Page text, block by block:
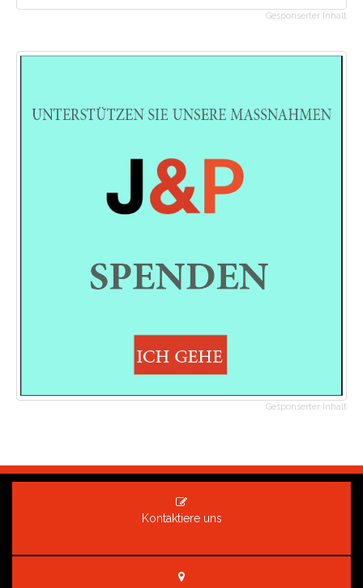
Gesponserter Inhalt
Gesponserter Inhalt
Kontaktiere uns